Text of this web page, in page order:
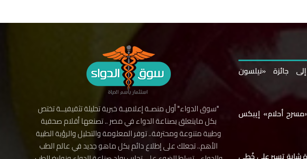
جائزة «نيلسون
أحلام» إيبكس
شابة تسير على خُطى
"سوق الدواء" أول منصـة إعلاميـة خبرية تحليلة تثقيفيــة تختص
بكل مايتعلق بصناعة الدواء في مصر .. تصنعها أقلام صحفية
وطبية متنوعة ومحترفة.. توفر المعلومة والتحليل والرؤية الطبية
الأهم.. تجعلك على إطلاع دائم بكل ماهو جديد في عالم الطب